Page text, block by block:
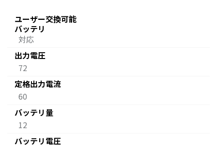
ユーザー交換可能
バッテリ
対応
出力電圧
72
定格出力電流
60
バッテリ量
12
バッテリ電圧